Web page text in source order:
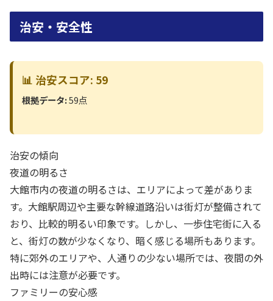
治安・安全性
📊 治安スコア: 59
根拠データ:59点
治安の傾向
夜道の明るさ
大館市内の夜道の明るさは、エリアによって差がありま
す。大館駅周辺や主要な幹線道路沿いは街灯が整備されて
おり、比較的明るい印象です。しかし、一歩住宅街に入る
と、街灯の数が少なくなり、暗く感じる場所もあります。
特に郊外のエリアや、人通りの少ない場所では、夜間の外
出時には注意が必要です。
ファミリーの安心感